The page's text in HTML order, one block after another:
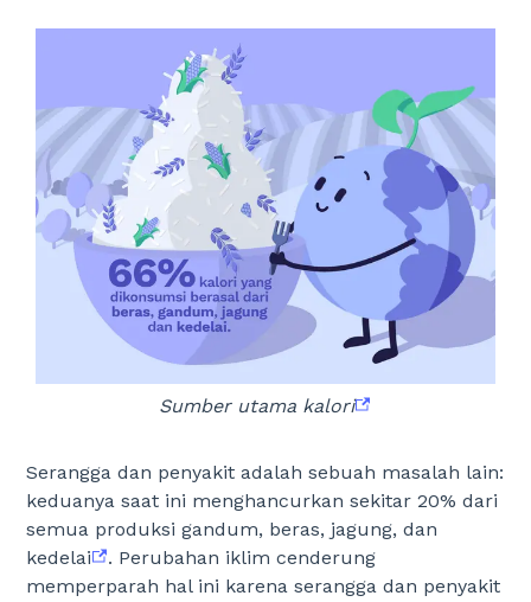
Sumber utama kalori
Serangga dan penyakit adalah sebuah masalah lain:
keduanya saat ini menghancurkan sekitar 20% dari
semua produksi gandum, beras, jagung, dan
kedelai
. Perubahan iklim cenderung
memperparah hal ini karena serangga dan penyakit